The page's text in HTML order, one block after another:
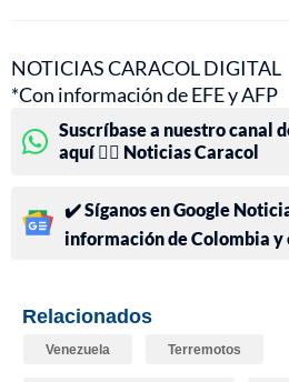
NOTICIAS CARACOL DIGITAL
*Con información de EFE y AFP
Suscríbase a nuestro canal
aquí 👉🏻 Noticias Caracol
✔️ Síganos en Google
información de Colombia y
Relacionados
Venezuela Terremotos